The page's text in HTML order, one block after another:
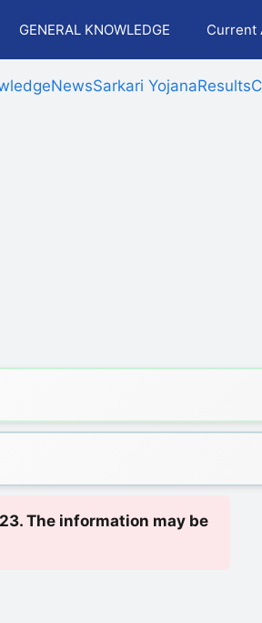
GENERAL KNOWLEDGE Current
NewsSarkari YojanaResults
The information may be